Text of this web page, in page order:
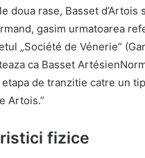
doua rase, Basset d’Artois
gasim urmatoarea
„Société de Vénerie”
ca Basset
de tranzitie catre un
Artois.”
fizice